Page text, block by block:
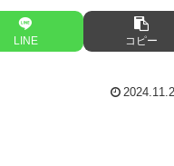
LINE コピー